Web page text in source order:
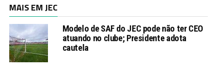
MAIS EM JEC
Modelo de SAF do JEC pode não ter CEO
atuando no clube; Presidente adota
cautela